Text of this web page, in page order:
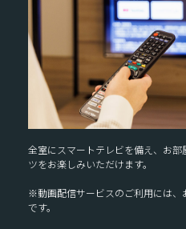
全室にスマートテレビを備え、お
ツをお楽しみいただけます。
※動画配信サービスのご利用には、
です。